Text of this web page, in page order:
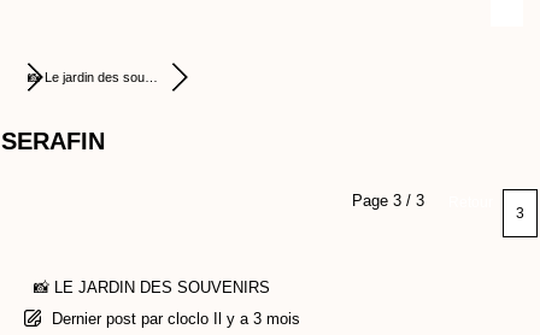
📸 Le jardin des sou…
SERAFIN
Page 3 / 3
📸 LE JARDIN DES SOUVENIRS
Dernier post par cloclo Il y a 3 mois